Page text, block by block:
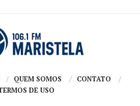
QUEM SOMOS
CONTATO
DE USO